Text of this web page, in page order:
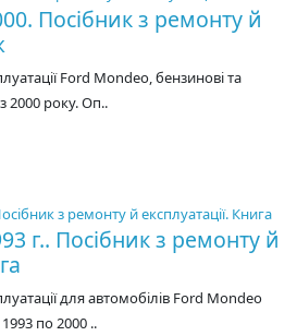
Посібник з ремонту й
Ford Mondeo, бензинові та
2000 року. Оп..
г.. Посібник з ремонту й
для автомобілів Ford Mondeo
по 2000 ..